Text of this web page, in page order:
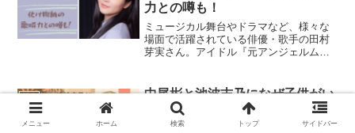
力との噂も！
ミュージカル舞台やドラマなど、様々な
場面で活躍されている俳優・歌手の田村
芽実さん。アイドル『元アンジェルム』
カルに出演されていて、歌唱力がすごい
と噂されています。田村芽...
中尾彬と池波志乃になぜ子供がい
ない？決断させた病気と夫婦愛！
おしどり夫婦て有名な中尾彬さんと池波
メニュー ホーム 検索 トップ サイドバー